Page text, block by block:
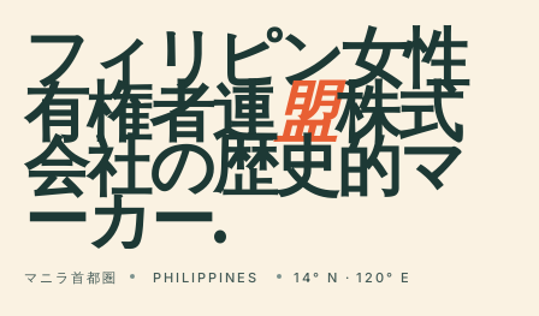
フィリピン女性
有権者連盟株式
会社の歴史的マ
ーカー.
マニラ首都圏 PHILIPPINES 14° N · 120° E